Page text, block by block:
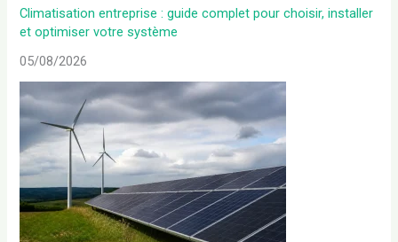
Climatisation entreprise : guide complet pour choisir, installer
et optimiser votre système
05/08/2026